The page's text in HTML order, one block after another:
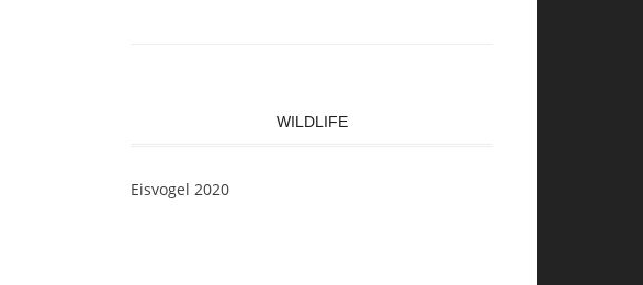
WILDLIFE
Eisvogel 2020